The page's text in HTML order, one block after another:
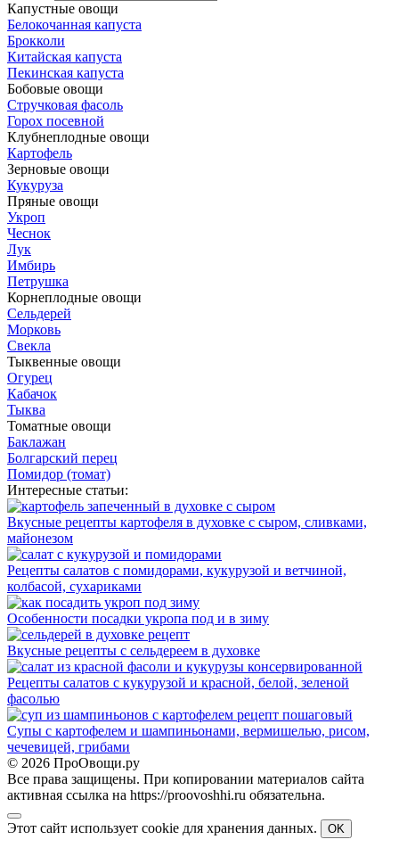
Капустные овощи
Белокочанная капуста
Брокколи
Китайская капуста
Пекинская капуста
Бобовые овощи
Стручковая фасоль
Горох посевной
Клубнеплодные овощи
Картофель
Зерновые овощи
Кукуруза
Пряные овощи
Укроп
Чеснок
Лук
Имбирь
Петрушка
Корнеплодные овощи
Сельдерей
Морковь
Свекла
Тыквенные овощи
Огурец
Кабачок
Тыква
Томатные овощи
Баклажан
Болгарский перец
Помидор (томат)
Интересные статьи:
Вкусные рецепты картофеля в духовке с сыром, сливками,
майонезом
Рецепты салатов с помидорами, кукурузой и ветчиной,
колбасой, сухариками
Особенности посадки укропа под и в зиму
Вкусные рецепты с сельдереем в духовке
Рецепты салатов с кукурузой и красной, белой, зеленой
фасолью
Супы с картофелем и шампиньонами, вермишелью, рисом,
чечевицей, грибами
© 2026 ПроОвощи.ру
Все права защищены. При копировании материалов сайта
активная ссылка на https://proovoshhi.ru обязательна.
Этот сайт использует cookie для хранения данных. OK